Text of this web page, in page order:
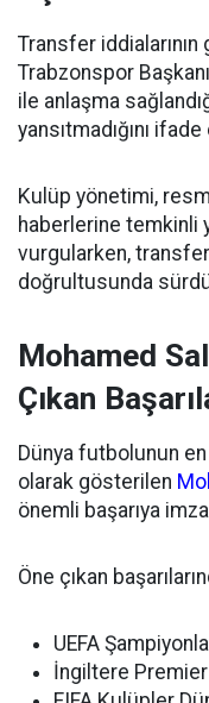
Transfer
Trabzonspor
ile anlaşma
yansıtmadığını
Kulüp yönetimi,
haberlerine temkinli
vurgularken, transfer
doğrultusunda
Mohamed
Çıkan
Dünya futbolunun
olarak gösterilen
önemli başarıya
Öne çıkan
UEFA
İngiltere